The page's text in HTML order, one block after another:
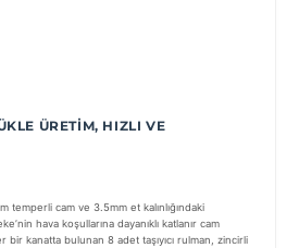
ÜRETIM, HIZLI VE
temperli cam ve 3.5mm et kalınlığındaki
hava koşullarına dayanıklı katlanır cam
kanatta bulunan 8 adet taşıyıcı rulman, zincirli